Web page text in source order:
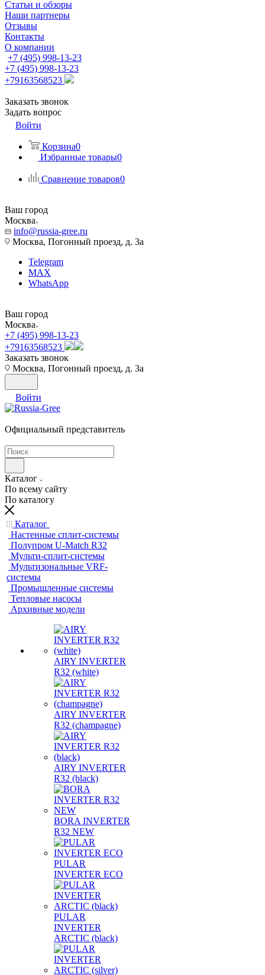
Статьи и обзоры
Наши партнеры
Отзывы
Контакты
О компании
+7 (495) 998-13-23
+7 (495) 998-13-23
+79163568523
Заказать звонок
Задать вопрос
Войти
Корзина0
Избранные товары0
Сравнение товаров0
Ваш город
Москва
info@russia-gree.ru
Москва, Погонный проезд, д. 3а
Telegram
MAX
WhatsApp
Ваш город
Москва
+7 (495) 998-13-23
+79163568523
Заказать звонок
Москва, Погонный проезд, д. 3а
Войти
Официальный представитель
Каталог
По всему сайту
По каталогу
Каталог
Настенные сплит-системы
Полупром U-Match R32
Мульти-сплит-системы
Мультизональные VRF-
системы
Промышленные системы
Тепловые насосы
Архивные модели
AIRY INVERTER
R32 (white)
AIRY INVERTER
R32 (champagne)
AIRY INVERTER
R32 (black)
BORA INVERTER
R32 NEW
PULAR
INVERTER ECO
PULAR
INVERTER
ARCTIC (black)